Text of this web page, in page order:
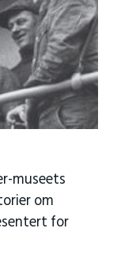
museets
om
for